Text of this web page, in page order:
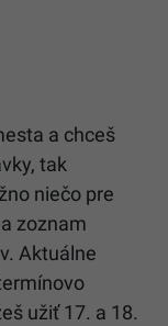
a chceš
tak
niečo pre
zoznam
Aktuálne
užiť 17. a 18.